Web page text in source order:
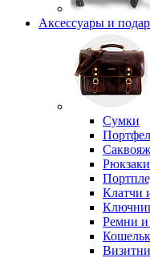
Аксессуары и
Сумки
Клатчи
Ремни и